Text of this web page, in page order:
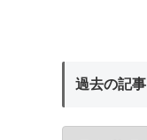
過去の記事